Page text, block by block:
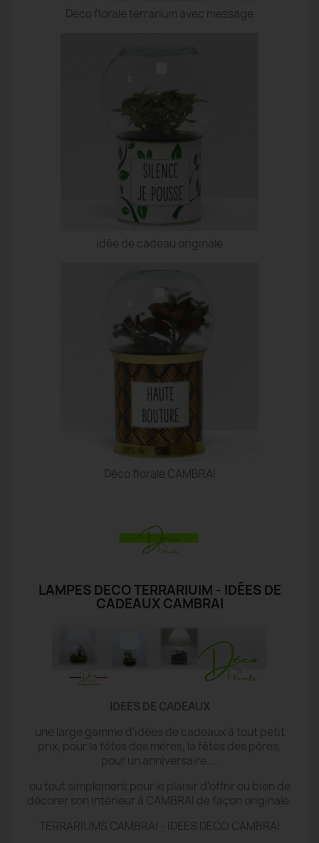
Deco florale terrarium avec message
idée de cadeau originale
Déco florale CAMBRAI
LAMPES DECO TERRARIUIM - IDÉES DE
CADEAUX CAMBRAI
IDEES DE CADEAUX
une large gamme d'idées de cadeaux à tout petit
prix, pour la fêtes des mères, la fêtes des pères,
pour un anniversaire....
ou tout simplement pour le plaisir d'offrir ou bien de
décorer son intérieur à CAMBRAI de façon originale.
TERRARIUMS CAMBRAI - IDEES DECO CAMBRAI